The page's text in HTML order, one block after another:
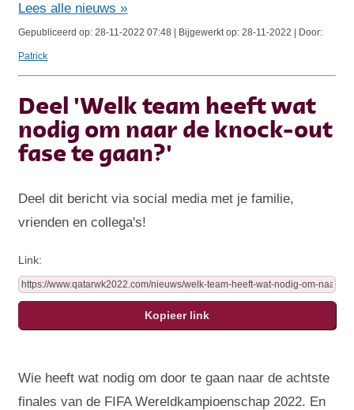
Lees alle nieuws »
Gepubliceerd op: 28-11-2022 07:48 | Bijgewerkt op: 28-11-2022 | Door:
Patrick
Deel 'Welk team heeft wat
nodig om naar de knock-out
fase te gaan?'
Deel dit bericht via social media met je familie,
vrienden en collega's!
Link:
Wie heeft wat nodig om door te gaan naar de achtste
finales van de FIFA Wereldkampioenschap 2022. En